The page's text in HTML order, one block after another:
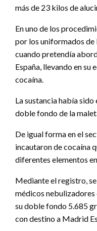
más de 23 kilos de
En uno de los
por los uniformados
cuando pretendía
España, llevando en su
cocaína.
La sustancia había
doble fondo de la
De igual forma en el
incautaron de cocaína
diferentes elementos
Mediante el registro,
médicos nebulizadores
su doble fondo 5.685
con destino a Madrid